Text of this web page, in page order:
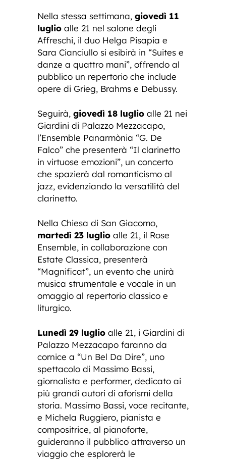
Nella stessa settimana, giovedì 11
luglio alle 21 nel salone degli
Affreschi, il duo Helga Pisapia e
Sara Cianciullo si esibirà in “Suites e
danze a quattro mani”, offrendo al
pubblico un repertorio che include
opere di Grieg, Brahms e Debussy.
Seguirà, giovedì 18 luglio alle 21 nei
Giardini di Palazzo Mezzacapo,
l’Ensemble Panarmònia “G. De
Falco” che presenterà “Il clarinetto
in virtuose emozioni”, un concerto
che spazierà dal romanticismo al
jazz, evidenziando la versatilità del
clarinetto.
Nella Chiesa di San Giacomo,
martedì 23 luglio alle 21, il Rose
Ensemble, in collaborazione con
Estate Classica, presenterà
“Magnificat”, un evento che unirà
musica strumentale e vocale in un
omaggio al repertorio classico e
liturgico.
Lunedì 29 luglio alle 21, i Giardini di
Palazzo Mezzacapo faranno da
cornice a “Un Bel Da Dire”, uno
spettacolo di Massimo Bassi,
giornalista e performer, dedicato ai
più grandi autori di aforismi della
storia. Massimo Bassi, voce recitante,
e Michela Ruggiero, pianista e
compositrice, al pianoforte,
guideranno il pubblico attraverso un
viaggio che esplorerà le